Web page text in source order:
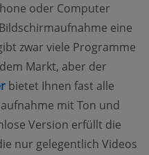
oder Computer
eine
zwar viele Programme
Markt, aber der
bietet Ihnen fast alle
mit Ton und
Version erfüllt die
nur gelegentlich Videos